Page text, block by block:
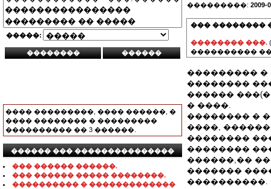
�����:
���� ���������, ���� ������, �
���� �������� � ���������
���������� �� 3 ������.
������ ��� ���������������
��� ������ ������.
��� ������ ����� ��������.
���������� � �������������
���������: 2009-
��� ��������
�������� ���.
����������
���������
��������
������
� ����.
�������� �
����,
��������
��������
������,��
�������
����������.